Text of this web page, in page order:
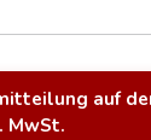
auf
MwSt.